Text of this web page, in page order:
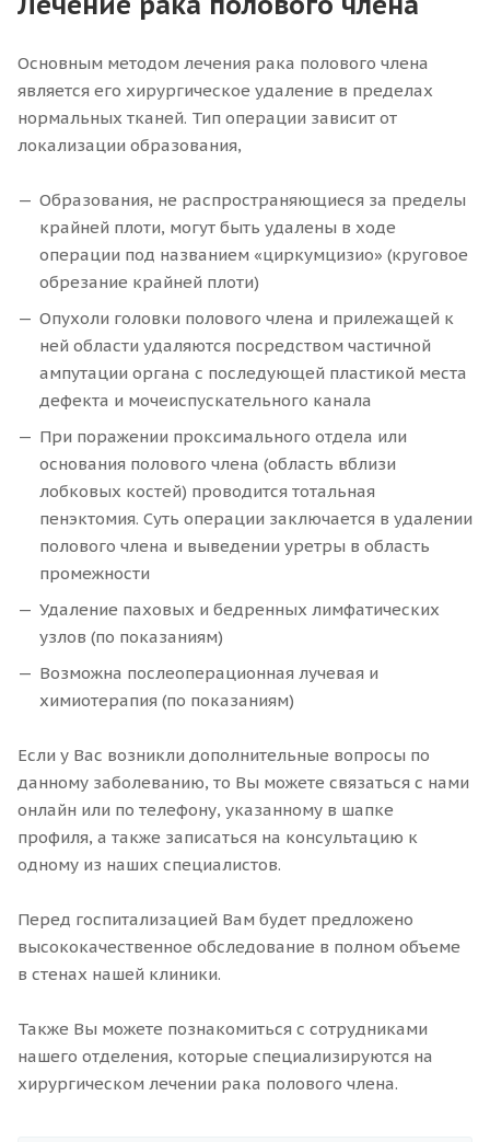
Основным методом лечения рака полового члена
является его хирургическое удаление в пределах
нормальных тканей. Тип операции зависит от
локализации образования,
Образования, не распространяющиеся за пределы
крайней плоти, могут быть удалены в ходе
операции под названием «циркумцизио» (круговое
обрезание крайней плоти)
Опухоли головки полового члена и прилежащей к
ней области удаляются посредством частичной
ампутации органа с последующей пластикой места
дефекта и мочеиспускательного канала
При поражении проксимального отдела или
основания полового члена (область вблизи
лобковых костей) проводится тотальная
пенэктомия. Суть операции заключается в удалении
полового члена и выведении уретры в область
промежности
Удаление паховых и бедренных лимфатических
узлов (по показаниям)
Возможна послеоперационная лучевая и
химиотерапия (по показаниям)
Если у Вас возникли дополнительные вопросы по
данному заболеванию, то Вы можете связаться с нами
онлайн или по телефону, указанному в шапке
профиля, а также записаться на консультацию к
одному из наших специалистов.
Перед госпитализацией Вам будет предложено
высококачественное обследование в полном объеме
в стенах нашей клиники.
Также Вы можете познакомиться с сотрудниками
нашего отделения, которые специализируются на
хирургическом лечении рака полового члена.